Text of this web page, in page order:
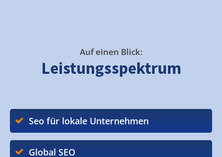
Auf einen Blick:
Leistungsspektrum
Seo für lokale Unternehmen
Global SEO